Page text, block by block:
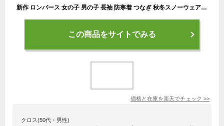
新作 ロンパース 女の子 男の子 長袖 防寒着 つなぎ 秋冬スノーウェア お出かけ カバーオール ベビー服 おくるみ フード付 防寒きぐるみ つなぎ 前開き 雪遊び 新生児 60 70 80 90 ジャンプスーツ ベビー服 赤ちゃん 出産祝い プレゼント
この商品をサイトでみる
価格と在庫を楽天でチェック >>
クロス(50代・男性)